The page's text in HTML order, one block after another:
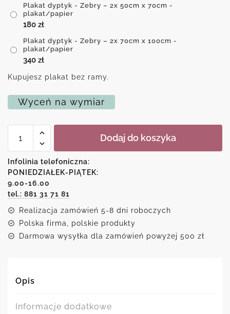
Plakat dyptyk - Zebry – 2x 50cm x 70cm -
plakat/papier
180 zł
Plakat dyptyk - Zebry – 2x 70cm x 100cm -
plakat/papier
340 zł
Kupujesz plakat bez ramy.
Wyceń na wymiar
Plakat
Zebry
Dodaj do koszyka
Infolinia telefoniczna:
PONIEDZIAŁEK-PIĄTEK:
9.00-16.00
tel.: 881 31 71 81
Realizacja zamówień 5-8 dni roboczych
Polska firma, polskie produkty
Darmowa wysyłka dla zamówień powyżej 500 zł
Opis
Informacje dodatkowe